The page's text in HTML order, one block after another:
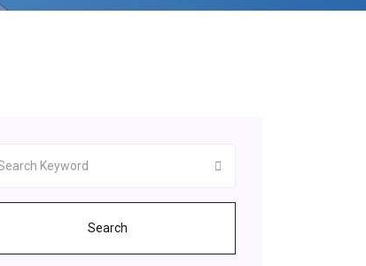
Search